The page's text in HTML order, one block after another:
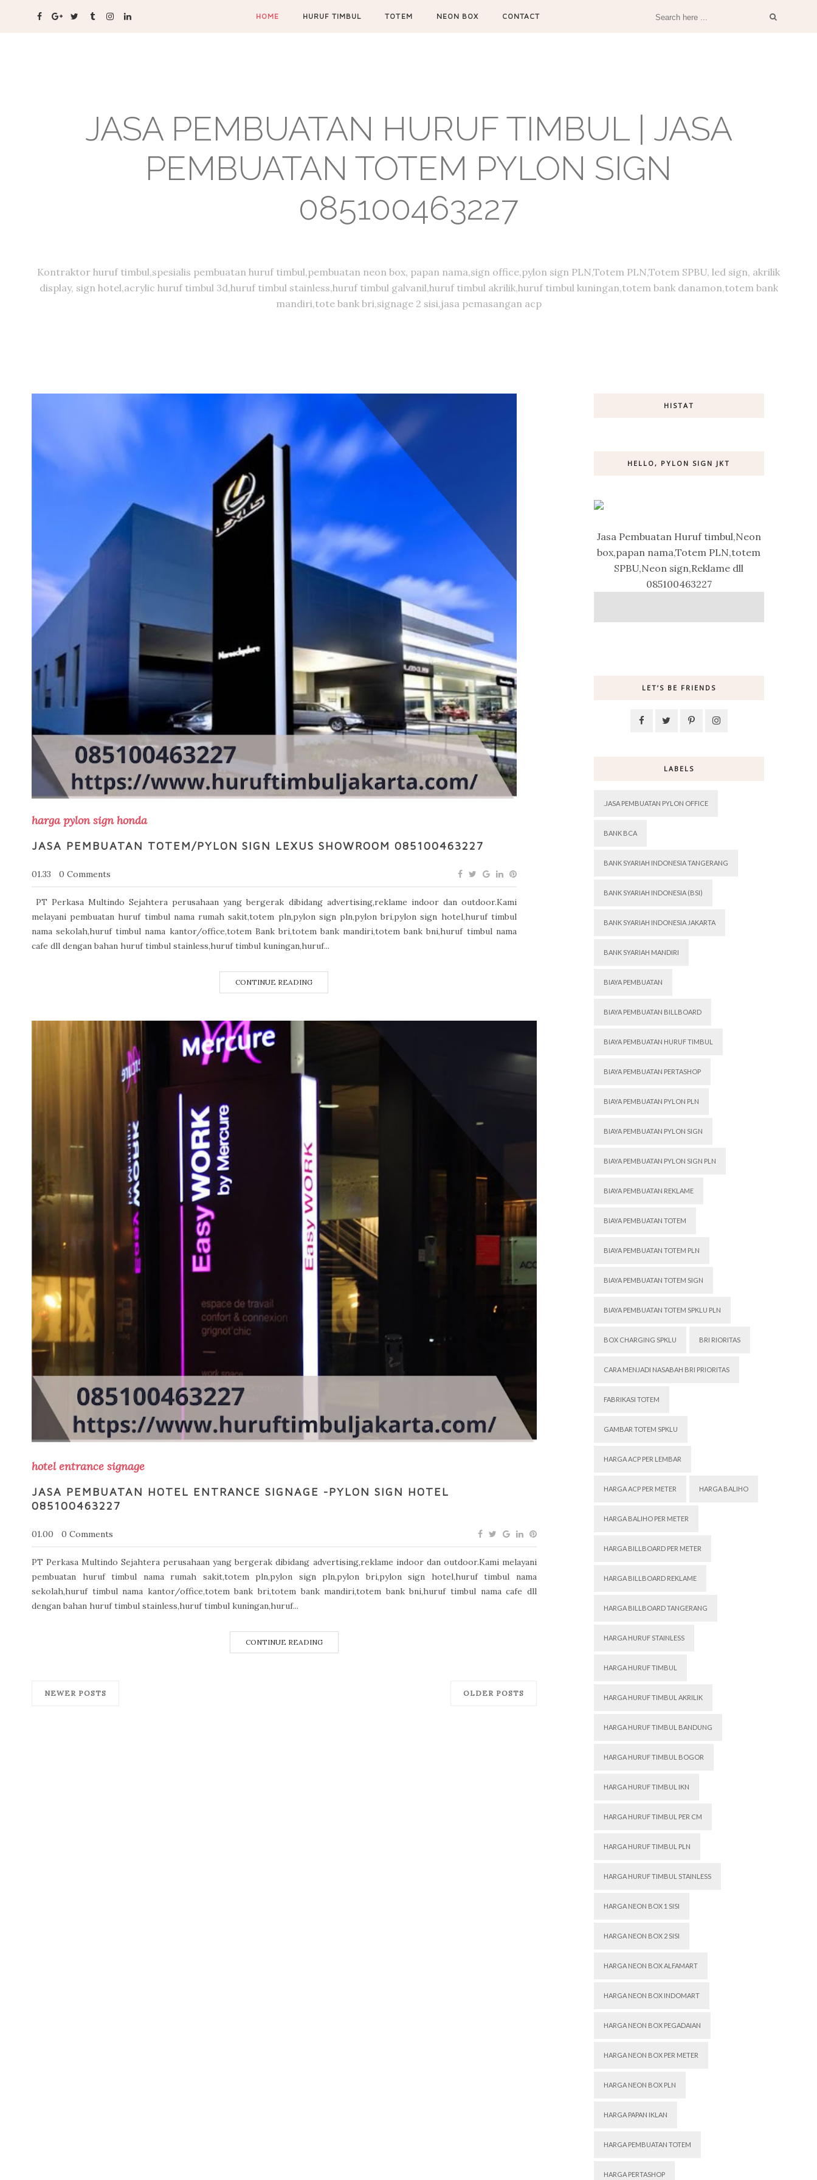
HOME HURUF TIMBUL TOTEM NEON BOX CONTACT
JASA PEMBUATAN HURUF TIMBUL | JASA
PEMBUATAN TOTEM PYLON SIGN
085100463227
Kontraktor huruf timbul,spesialis pembuatan huruf timbul,pembuatan neon box, papan nama,sign office,pylon sign PLN,Totem PLN,Totem SPBU, led sign, akrilik
display, sign hotel,acrylic huruf timbul 3d,huruf timbul stainless,huruf timbul galvanil,huruf timbul akrilik,huruf timbul kuningan,totem bank danamon,totem bank
mandiri,tote bank bri,signage 2 sisi,jasa pemasangan acp
harga pylon sign honda
JASA PEMBUATAN TOTEM/PYLON SIGN LEXUS SHOWROOM 085100463227
01.33 0 Comments
PT Perkasa Multindo Sejahtera perusahaan yang bergerak dibidang advertising,reklame indoor dan outdoor.Kami
melayani pembuatan huruf timbul nama rumah sakit,totem pln,pylon sign pln,pylon bri,pylon sign hotel,huruf timbul
nama sekolah,huruf timbul nama kantor/office,totem Bank bri,totem bank mandiri,totem bank bni,huruf timbul nama
cafe dll dengan bahan huruf timbul stainless,huruf timbul kuningan,huruf...
CONTINUE READING
hotel entrance signage
JASA PEMBUATAN HOTEL ENTRANCE SIGNAGE -PYLON SIGN HOTEL
085100463227
01.00 0 Comments
PT Perkasa Multindo Sejahtera perusahaan yang bergerak dibidang advertising,reklame indoor dan outdoor.Kami melayani
pembuatan huruf timbul nama rumah sakit,totem pln,pylon sign pln,pylon bri,pylon sign hotel,huruf timbul nama
sekolah,huruf timbul nama kantor/office,totem bank bri,totem bank mandiri,totem bank bni,huruf timbul nama cafe dll
dengan bahan huruf timbul stainless,huruf timbul kuningan,huruf...
CONTINUE READING
NEWER POSTS OLDER POSTS
HISTAT
HELLO, PYLON SIGN JKT
Jasa Pembuatan Huruf timbul,Neon
box,papan nama,Totem PLN,totem
SPBU,Neon sign,Reklame dll
085100463227
LET’S BE FRIENDS
LABELS
.JASA PEMBUATAN PYLON OFFICE
BANK BCA
BANK SYARIAH INDONESIA TANGERANG
BANK SYARIAH INDONESIA (BSI)
BANK SYARIAH INDONESIA JAKARTA
BANK SYARIAH MANDIRI
BIAYA PEMBUATAN
BIAYA PEMBUATAN BILLBOARD
BIAYA PEMBUATAN HURUF TIMBUL
BIAYA PEMBUATAN PERTASHOP
BIAYA PEMBUATAN PYLON PLN
BIAYA PEMBUATAN PYLON SIGN
BIAYA PEMBUATAN PYLON SIGN PLN
BIAYA PEMBUATAN REKLAME
BIAYA PEMBUATAN TOTEM
BIAYA PEMBUATAN TOTEM PLN
BIAYA PEMBUATAN TOTEM SIGN
BIAYA PEMBUATAN TOTEM SPKLU PLN
BOX CHARGING SPKLU BRI RIORITAS
CARA MENJADI NASABAH BRI PRIORITAS
FABRIKASI TOTEM
GAMBAR TOTEM SPKLU
HARGA ACP PER LEMBAR
HARGA ACP PER METER HARGA BALIHO
HARGA BALIHO PER METER
HARGA BILLBOARD PER METER
HARGA BILLBOARD REKLAME
HARGA BILLBOARD TANGERANG
HARGA HURUF STAINLESS
HARGA HURUF TIMBUL
HARGA HURUF TIMBUL AKRILIK
HARGA HURUF TIMBUL BANDUNG
HARGA HURUF TIMBUL BOGOR
HARGA HURUF TIMBUL IKN
HARGA HURUF TIMBUL PER CM
HARGA HURUF TIMBUL PLN
HARGA HURUF TIMBUL STAINLESS
HARGA NEON BOX 1 SISI
HARGA NEON BOX 2 SISI
HARGA NEON BOX ALFAMART
HARGA NEON BOX INDOMART
HARGA NEON BOX PEGADAIAN
HARGA NEON BOX PER METER
HARGA NEON BOX PLN
HARGA PAPAN IKLAN
HARGA PEMBUATAN TOTEM
HARGA PERTASHOP